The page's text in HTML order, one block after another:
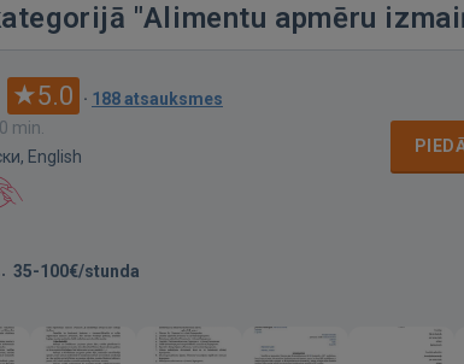
"Alimentu apmēru
5.0 · 188 atsauksmes
min.
English
35-100€/stunda